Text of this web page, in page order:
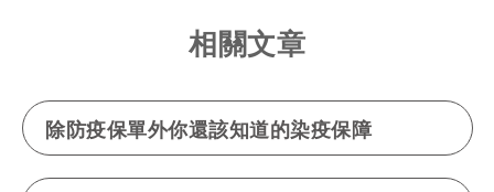
相關文章
除防疫保單外你還該知道的染疫保障